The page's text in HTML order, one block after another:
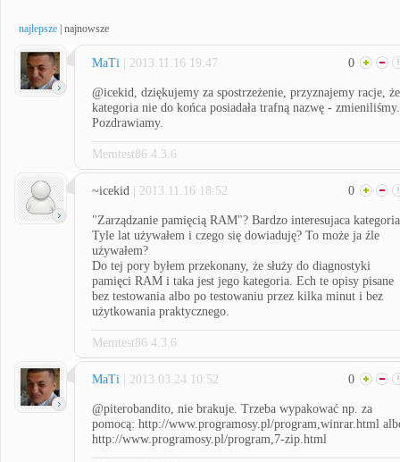
najlepsze najnowsze
MaTi | 2013.11.16 19:47 0
@icekid, dziękujemy za spostrzeżenie, przyznajemy racje, że
kategoria nie do końca posiadała trafną nazwę - zmieniliśmy.
Pozdrawiamy.
Memtest86 4.3.6
~icekid | 2013.11.16 18:52 0
"Zarządzanie pamięcią RAM"? Bardzo interesujaca
Tyle lat używałem i czego się dowiaduję? To może ja źle
używałem?
Do tej pory byłem przekonany, że służy do diagnostyki
pamięci RAM i taka jest jego kategoria. Ech te opisy pisane
bez testowania albo po testowaniu przez kilka minut i bez
użytkowania praktycznego.
Memtest86 4.3.6
MaTi | 2013.03.24 10:52 0
@piterobandito, nie brakuje. Trzeba wypakować np. za
pomocą: http://www.programosy.pl/program,winrar.html
http://www.programosy.pl/program,7-zip.html